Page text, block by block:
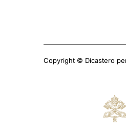
Copyright © Dicastero